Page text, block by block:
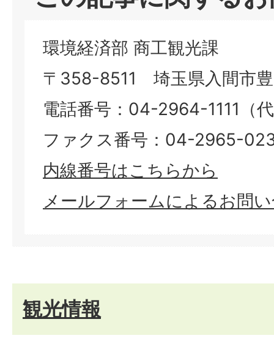
環境経済部 商工観光課
〒358-8511 埼玉県入間市
電話番号：04-2964-1111（
ファクス番号：04-2965-
内線番号はこちらから
メールフォームによるお問
観光情報